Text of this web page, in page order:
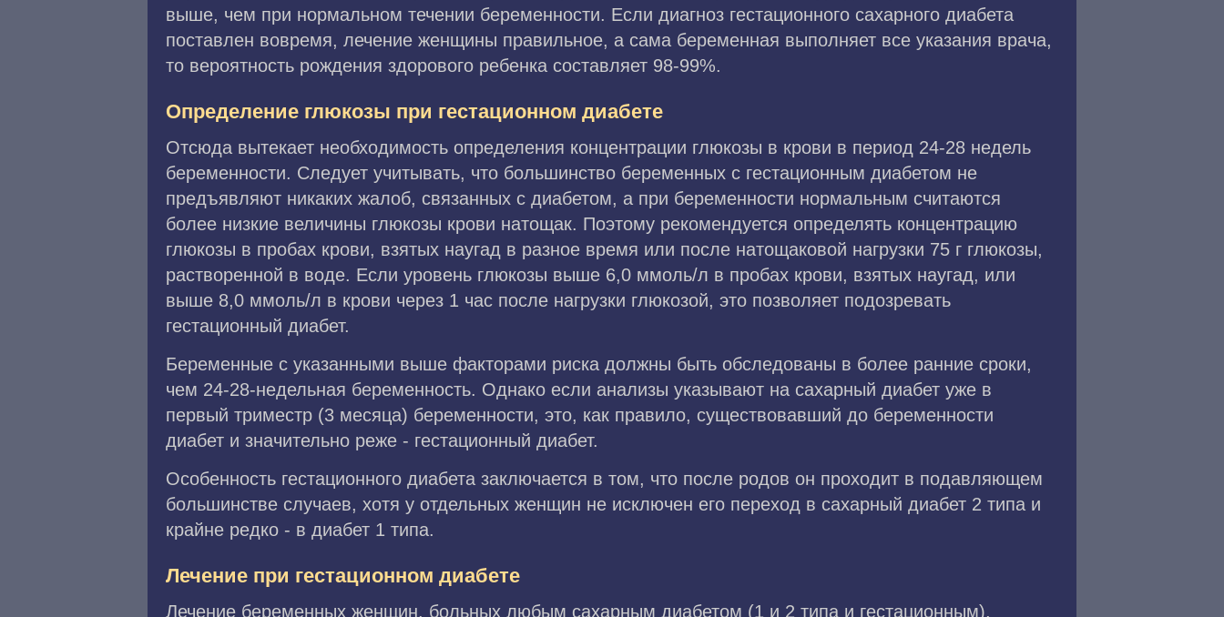
выше, чем при нормальном течении беременности. Если диагноз гестационного сахарного диабета
поставлен вовремя, лечение женщины правильное, а сама беременная выполняет все указания врача,
то вероятность рождения здорового ребенка составляет 98-99%.
Определение глюкозы при гестационном диабете
Отсюда вытекает необходимость определения концентрации глюкозы в крови в период 24-28 недель
беременности. Следует учитывать, что большинство беременных с гестационным диабетом не
предъявляют никаких жалоб, связанных с диабетом, а при беременности нормальным считаются
более низкие величины глюкозы крови натощак. Поэтому рекомендуется определять концентрацию
глюкозы в пробах крови, взятых наугад в разное время или после натощаковой нагрузки 75 г глюкозы,
растворенной в воде. Если уровень глюкозы выше 6,0 ммоль/л в пробах крови, взятых наугад, или
выше 8,0 ммоль/л в крови через 1 час после нагрузки глюкозой, это позволяет подозревать
гестационный диабет.
Беременные с указанными выше факторами риска должны быть обследованы в более ранние сроки,
чем 24-28-недельная беременность. Однако если анализы указывают на сахарный диабет уже в
первый триместр (3 месяца) беременности, это, как правило, существовавший до беременности
диабет и значительно реже - гестационный диабет.
Особенность гестационного диабета заключается в том, что после родов он проходит в подавляющем
большинстве случаев, хотя у отдельных женщин не исключен его переход в сахарный диабет 2 типа и
крайне редко - в диабет 1 типа.
Лечение при гестационном диабете
Лечение беременных женщин, больных любым сахарным диабетом (1 и 2 типа и гестационным),